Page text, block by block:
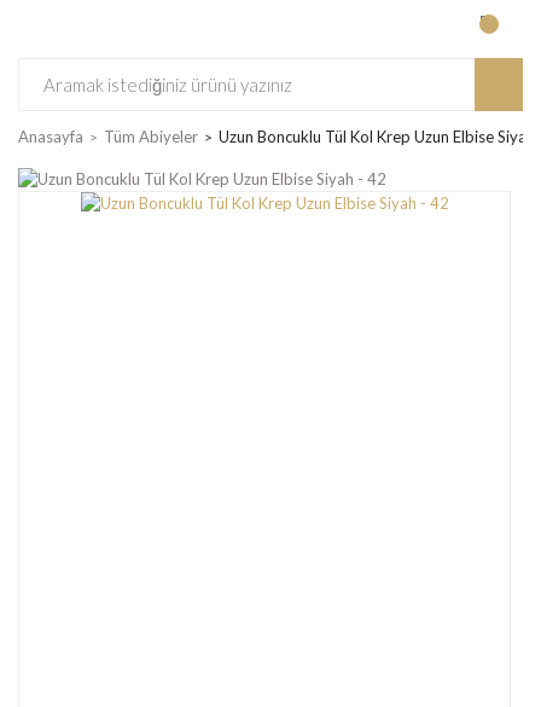
Anasayfa Tüm Abiyeler Uzun Boncuklu Tül Kol Krep Uzun Elbise Siyah